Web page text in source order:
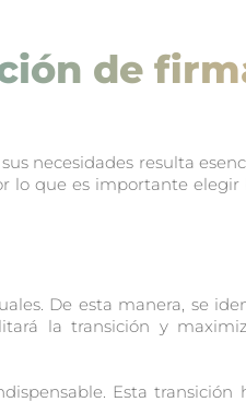
de
necesidades resulta
lo que es importante elegir
De esta manera, se
la transición y
Esta transición